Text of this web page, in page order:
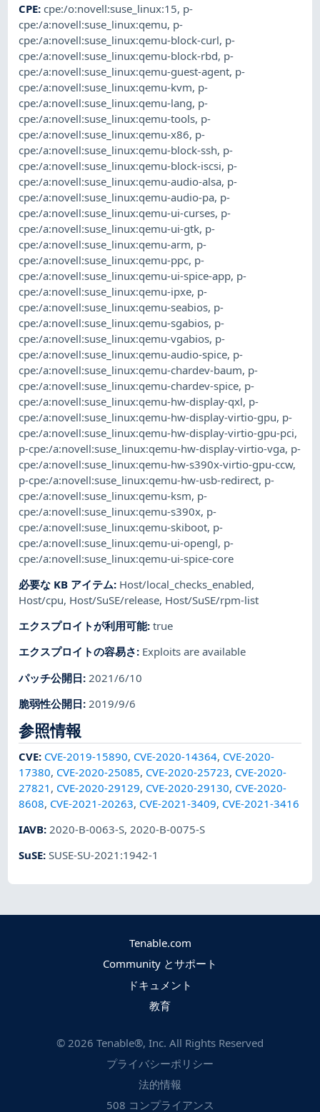
CPE:cpe:/o:novell:suse_linux:15, p-
cpe:/a:novell:suse_linux:qemu, p-
cpe:/a:novell:suse_linux:qemu-block-curl, p-
cpe:/a:novell:suse_linux:qemu-block-rbd, p-
cpe:/a:novell:suse_linux:qemu-guest-agent, p-
cpe:/a:novell:suse_linux:qemu-kvm, p-
cpe:/a:novell:suse_linux:qemu-lang, p-
cpe:/a:novell:suse_linux:qemu-tools, p-
cpe:/a:novell:suse_linux:qemu-x86, p-
cpe:/a:novell:suse_linux:qemu-block-ssh, p-
cpe:/a:novell:suse_linux:qemu-block-iscsi, p-
cpe:/a:novell:suse_linux:qemu-audio-alsa, p-
cpe:/a:novell:suse_linux:qemu-audio-pa, p-
cpe:/a:novell:suse_linux:qemu-ui-curses, p-
cpe:/a:novell:suse_linux:qemu-ui-gtk, p-
cpe:/a:novell:suse_linux:qemu-arm, p-
cpe:/a:novell:suse_linux:qemu-ppc, p-
cpe:/a:novell:suse_linux:qemu-ui-spice-app, p-
cpe:/a:novell:suse_linux:qemu-ipxe, p-
cpe:/a:novell:suse_linux:qemu-seabios, p-
cpe:/a:novell:suse_linux:qemu-sgabios, p-
cpe:/a:novell:suse_linux:qemu-vgabios, p-
cpe:/a:novell:suse_linux:qemu-audio-spice, p-
cpe:/a:novell:suse_linux:qemu-chardev-baum, p-
cpe:/a:novell:suse_linux:qemu-chardev-spice, p-
cpe:/a:novell:suse_linux:qemu-hw-display-qxl, p-
cpe:/a:novell:suse_linux:qemu-hw-display-virtio-gpu, p-
cpe:/a:novell:suse_linux:qemu-hw-display-virtio-gpu-pci,
p-cpe:/a:novell:suse_linux:qemu-hw-display-virtio-vga, p-
cpe:/a:novell:suse_linux:qemu-hw-s390x-virtio-gpu-ccw,
p-cpe:/a:novell:suse_linux:qemu-hw-usb-redirect, p-
cpe:/a:novell:suse_linux:qemu-ksm, p-
cpe:/a:novell:suse_linux:qemu-s390x, p-
cpe:/a:novell:suse_linux:qemu-skiboot, p-
cpe:/a:novell:suse_linux:qemu-ui-opengl, p-
cpe:/a:novell:suse_linux:qemu-ui-spice-core
必要な KB アイテム: Host/local_checks_enabled,
Host/cpu, Host/SuSE/release, Host/SuSE/rpm-list
エクスプロイトが利用可能:true
エクスプロイトの容易さ: Exploits are available
パッチ公開日: 2021/6/10
脆弱性公開日: 2019/9/6
参照情報
CVE: CVE-2019-15890, CVE-2020-14364, CVE-2020-
17380, CVE-2020-25085, CVE-2020-25723, CVE-2020-
27821 , CVE-2020-29129, CVE-2020-29130, CVE-2020-
8608, CVE-2021-20263, CVE-2021-3409, CVE-2021-3416
IAVB:2020-B-0063-S,2020-B-0075-S
SuSE:SUSE-SU-2021:1942-1
Tenable.com
Community とサポート
ドキュメント
教育
© 2026 Tenable®, Inc. All Rights Reserved
プライバシーポリシー
法的情報
508 コンプライアンス